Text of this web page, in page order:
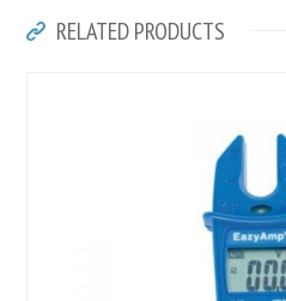
RELATED PRODUCTS